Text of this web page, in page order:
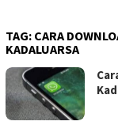
TAG: CARA
KADALUARSA